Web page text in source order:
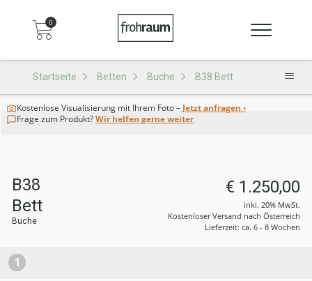
0
Startseite Betten Buche B38 Bett
Kostenlose Visualisierung mit Ihrem Foto – Jetzt anfragen ›
Frage zum Produkt?Wir helfen gerne weiter
B38
Bett
Buche
€ 1.250,00
inkl. 20% MwSt.
Kostenloser Versand nach Österreich
Lieferzeit: ca. 6 - 8 Wochen
1